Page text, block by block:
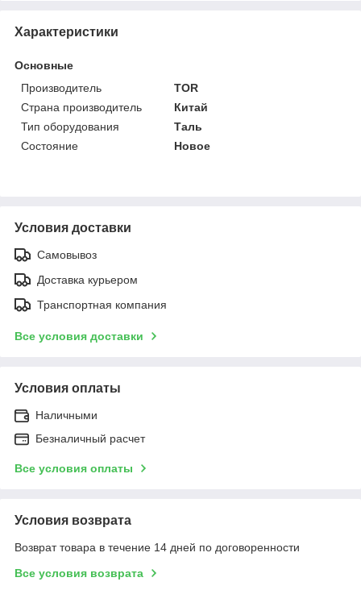
Характеристики
Основные
Производитель
TOR
Страна производитель
Китай
Тип оборудования
Таль
Состояние
Новое
Условия доставки
Самовывоз
Доставка курьером
Транспортная компания
Все условия доставки
Условия оплаты
Наличными
Безналичный расчет
Все условия оплаты
Условия возврата
Возврат товара в течение 14 дней по договоренности
Все условия возврата